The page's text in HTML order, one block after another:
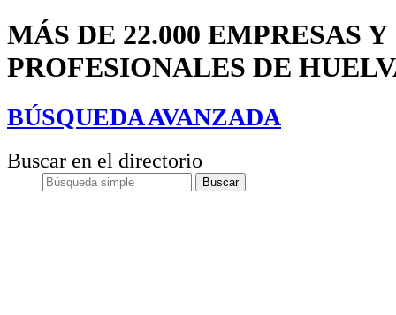
MÁS DE 22.000 EMPRESAS Y
PROFESIONALES DE
BÚSQUEDA AVANZADA
Buscar en el directorio